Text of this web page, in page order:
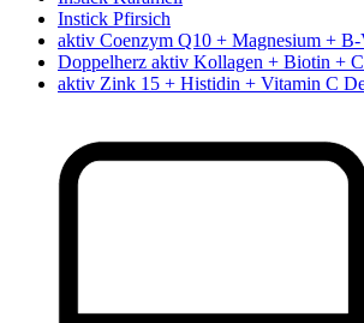
Instick Pfirsich
aktiv Coenzym Q10 + Magnesium +
Doppelherz aktiv Kollagen + Biotin +
aktiv Zink 15 + Histidin + Vitamin C